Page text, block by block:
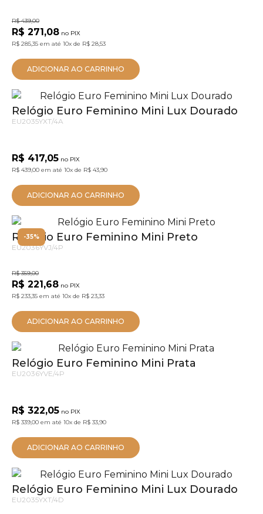
R$ 439,00
R$ 271,08 no PIX
R$ 285,35 em até 10x de R$ 28,53
ADICIONAR AO CARRINHO
Relógio Euro Feminino Mini Lux Dourado
EU2035YXT/4A
R$ 417,05 no PIX
R$ 439,00 em até 10x de R$ 43,90
ADICIONAR AO CARRINHO
-35%
Relógio Euro Feminino Mini Preto
EU2036YVJ/4P
R$ 359,00
R$ 221,68 no PIX
R$ 233,35 em até 10x de R$ 23,33
ADICIONAR AO CARRINHO
Relógio Euro Feminino Mini Prata
EU2036YVE/4P
R$ 322,05 no PIX
R$ 339,00 em até 10x de R$ 33,90
ADICIONAR AO CARRINHO
Relógio Euro Feminino Mini Lux Dourado
EU2035YXT/4D